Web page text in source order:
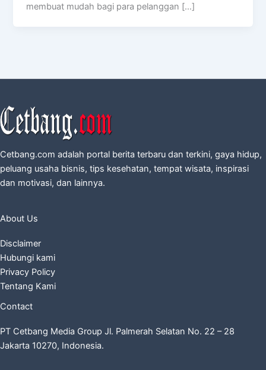
membuat mudah bagi para pelanggan […]
Cetbang.com adalah portal berita terbaru dan terkini, gaya hidup,
peluang usaha bisnis, tips kesehatan, tempat wisata, inspirasi
dan motivasi, dan lainnya.
About Us
Disclaimer
Hubungi kami
Privacy Policy
Tentang Kami
Contact
PT Cetbang Media Group Jl. Palmerah Selatan No. 22 – 28
Jakarta 10270, Indonesia.